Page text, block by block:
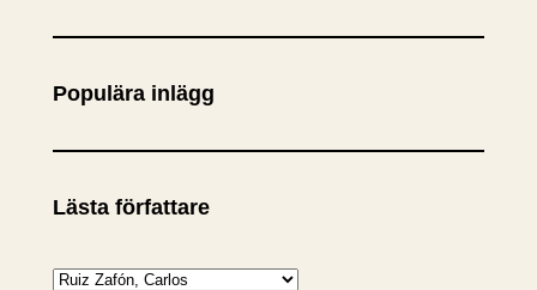
k
Populära inlägg
Lästa författare
K